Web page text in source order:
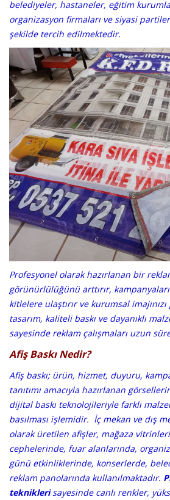
belediyeler, hastaneler, eğitim
organizasyon firmaları ve siyasi
şekilde tercih edilmektedir.
Profesyonel olarak hazırlanan bir
görünürlülüğünü arttırır,
kitlelere ulaştırır ve kurumsal
tasarım, kaliteli baskı ve dayanıklı
sayesinde reklam çalışmaları uzun
Afiş Baskı Nedir?
Afiş baskı; ürün, hizmet, duyuru,
tanıtımı amacıyla hazırlanan
dijital baskı teknolojileriyle farklı
basılması işlemidir. İç mekan ve dış
olarak üretilen afişler, mağaza
cephelerinde, fuar alanlarında,
günü etkinliklerinde, konserlerde,
reklam panolarında kullanılmaktadır.
tekniklerisayesinde canlı renkler,